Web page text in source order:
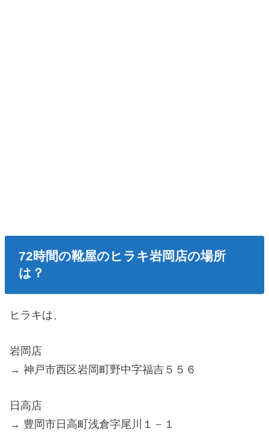
72時間の靴屋のヒラキ岩岡店の場所
は？
ヒラキは、
岩岡店
→ 神戸市西区岩岡町野中字福吉５５６
日高店
→ 豊岡市日高町浅倉字尾川１－１